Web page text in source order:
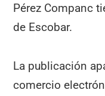
Pérez Companc
de Escobar.
La publicación
comercio